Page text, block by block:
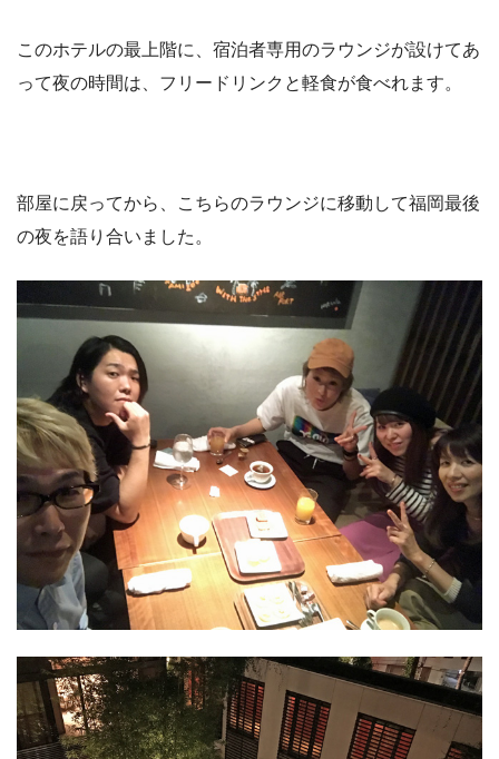
このホテルの最上階に、宿泊者専用のラウンジが設けてあ
って夜の時間は、フリードリンクと軽食が食べれます。
部屋に戻ってから、こちらのラウンジに移動して福岡最後
の夜を語り合いました。